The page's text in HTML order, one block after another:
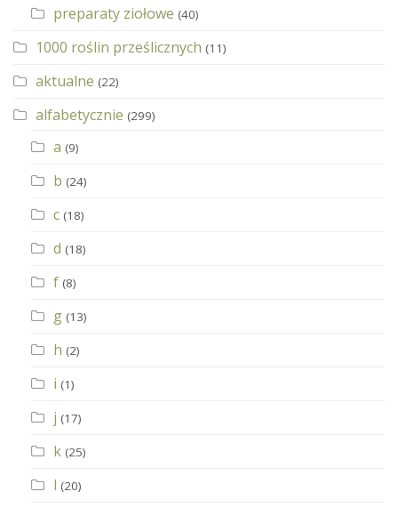
preparaty ziołowe (40)
1000 roślin prześlicznych (11)
aktualne (22)
alfabetycznie (299)
a (9)
b (24)
c (18)
d (18)
f (8)
g (13)
h (2)
i (1)
j (17)
k (25)
l (20)